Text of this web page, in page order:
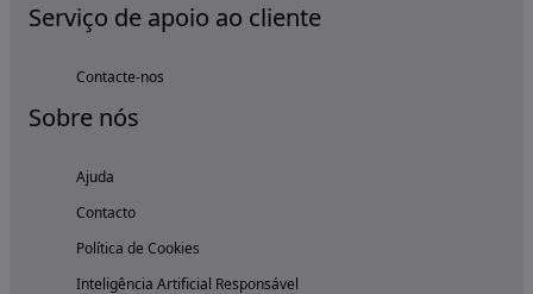
Serviço de apoio ao cliente
Contacte-nos
Sobre nós
Ajuda
Contacto
Política de Cookies
Inteligência Artificial Responsável